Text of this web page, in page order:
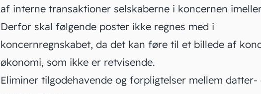
af interne transaktioner selskaberne i koncernen
Derfor skal følgende poster ikke regnes med i
koncernregnskabet, da det kan føre til et billede af
økonomi, som ikke er retvisende.
Eliminer tilgodehavende og forpligtelser mellem datter-